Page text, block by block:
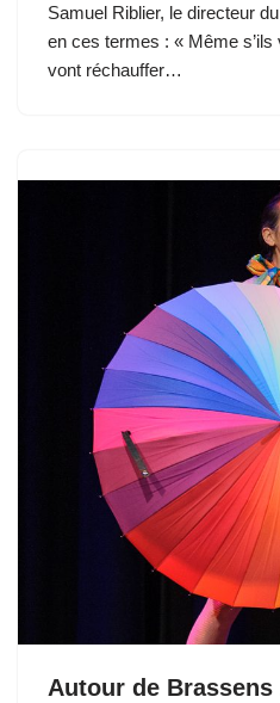
Samuel Riblier, le directeur
en ces termes : « Même
vont réchauffer…
Autour de Brassens